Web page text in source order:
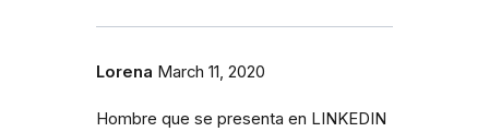
Lorena March 11, 2020
Hombre que se presenta en LINKEDIN